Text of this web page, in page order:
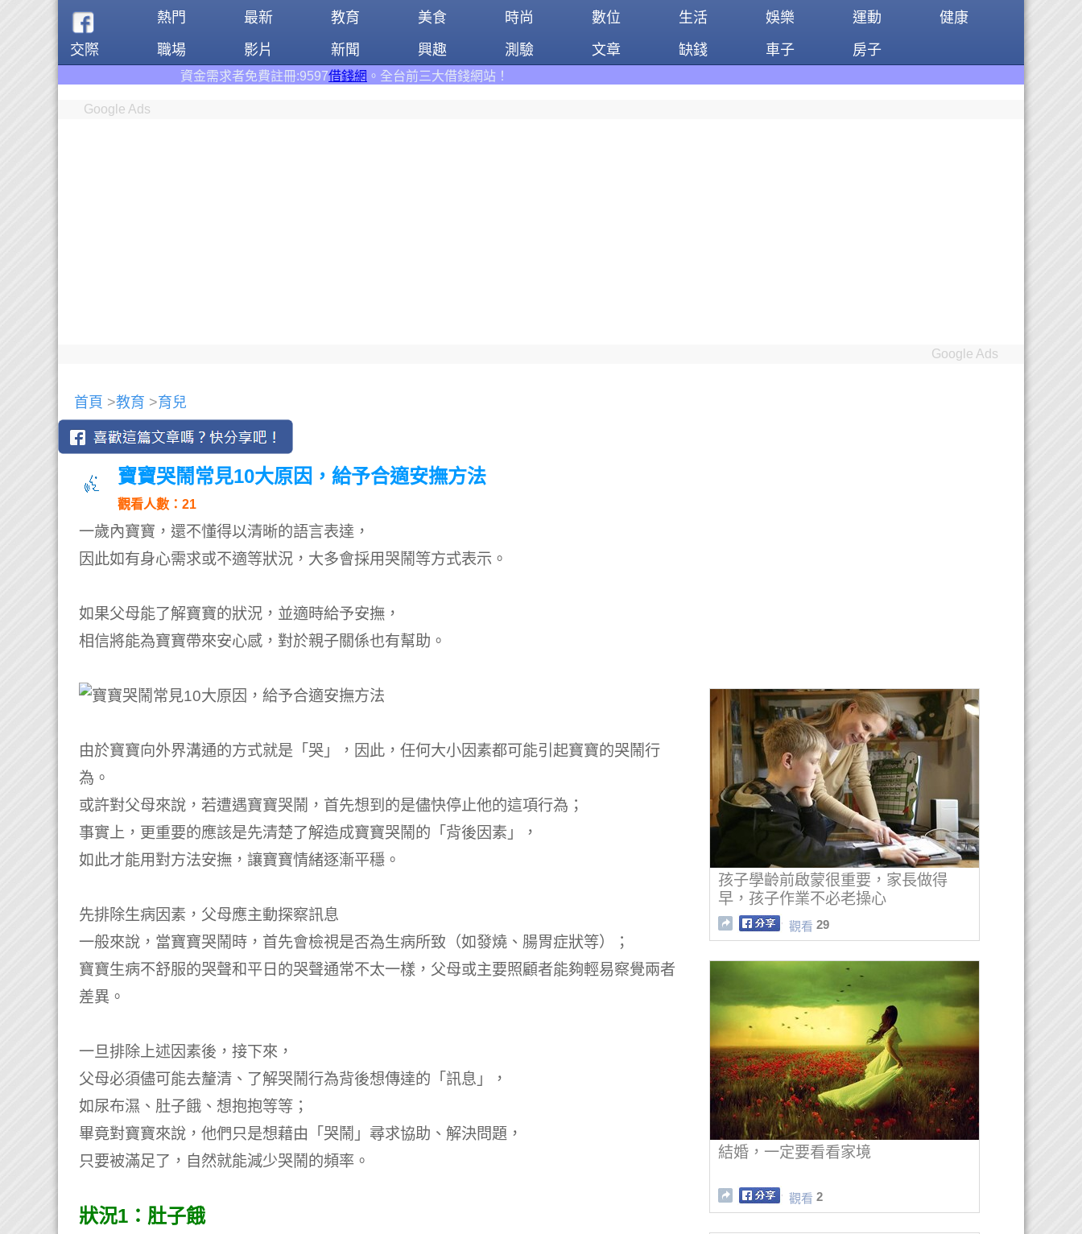
熱門 最新 教育 美食 時尚 數位 生活 娛樂 運動
健康
交際
職場 影片 新聞 興趣 測驗 文章 缺錢 車子 房子
資金需求者免費註冊:9597借錢網。全台前三大借錢網站！
Google Ads
Google Ads
首頁 >教育 >育兒
寶寶哭鬧常見10大原因，給予合適安撫方法
觀看人數：21
一歲內寶寶，還不懂得以清晰的語言表達，
因此如有身心需求或不適等狀況，大多會採用哭鬧等方式表示。
如果父母能了解寶寶的狀況，並適時給予安撫，
相信將能為寶寶帶來安心感，對於親子關係也有幫助。
由於寶寶向外界溝通的方式就是「哭」，因此，任何大小因素都可能引起寶寶的哭鬧行
為。
或許對父母來說，若遭遇寶寶哭鬧，首先想到的是儘快停止他的這項行為；
事實上，更重要的應該是先清楚了解造成寶寶哭鬧的「背後因素」，
如此才能用對方法安撫，讓寶寶情緒逐漸平穩。
先排除生病因素，父母應主動探察訊息
一般來說，當寶寶哭鬧時，首先會檢視是否為生病所致（如發燒、腸胃症狀等）；
寶寶生病不舒服的哭聲和平日的哭聲通常不太一樣，父母或主要照顧者能夠輕易察覺兩者
差異。
一旦排除上述因素後，接下來，
父母必須儘可能去釐清、了解哭鬧行為背後想傳達的「訊息」，
如尿布濕、肚子餓、想抱抱等等；
畢竟對寶寶來說，他們只是想藉由「哭鬧」尋求協助、解決問題，
只要被滿足了，自然就能減少哭鬧的頻率。
狀況1：肚子餓
孩子學齡前啟蒙很重要，家長做得
早，孩子作業不必老操心
觀看 29
結婚，一定要看看家境
觀看 2